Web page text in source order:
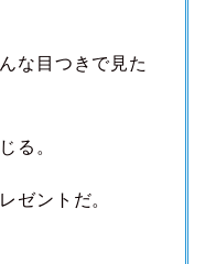
な目つきで見た
る。
ゼントだ。